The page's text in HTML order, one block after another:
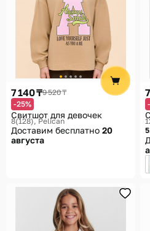
7 140 ₸9 520 ₸
-25%
Свитшот для девочек
8(128) Pelican
Доставим бесплатно 20
августа